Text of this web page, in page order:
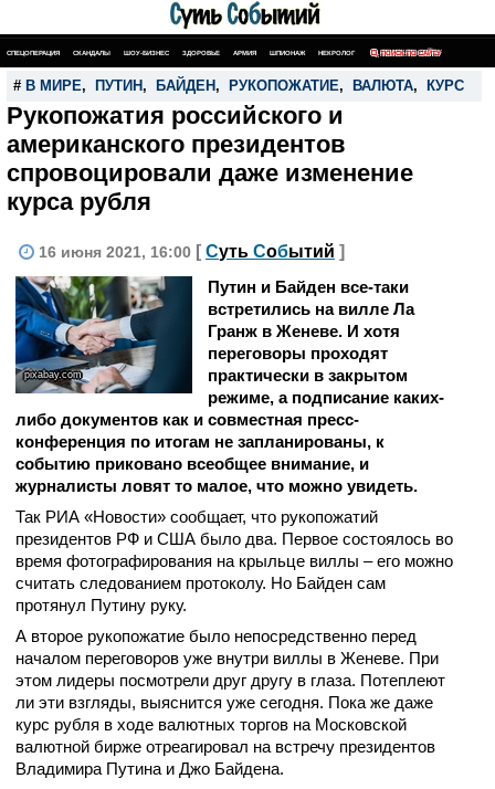
СПЕЦОПЕРАЦИЯ СКАНДАЛЫ ШОУ-БИЗНЕС ЗДОРОВЬЕ АРМИЯ ШПИОНАЖ НЕКРОЛОГ ПОИСК ПО САЙТУ
# В МИРЕ, ПУТИН , БАЙДЕН , РУКОПОЖАТИЕ, ВАЛЮТА, КУРС
Рукопожатия российского и
американского президентов
спровоцировали даже изменение
курса рубля
16 июня 2021, 16:00 [ Суть Событий ]
pixabay.com
Путин и Байден все-таки
встретились на вилле Ла
Гранж в Женеве. И хотя
переговоры проходят
практически в закрытом
режиме, а подписание каких-
либо документов как и совместная пресс-
конференция по итогам не запланированы, к
событию приковано всеобщее внимание, и
журналисты ловят то малое, что можно увидеть.
Так РИА «Новости» сообщает, что рукопожатий
президентов РФ и США было два. Первое состоялось во
время фотографирования на крыльце виллы – его можно
считать следованием протоколу. Но Байден сам
протянул Путину руку.
А второе рукопожатие было непосредственно перед
началом переговоров уже внутри виллы в Женеве. При
этом лидеры посмотрели друг другу в глаза. Потеплеют
ли эти взгляды, выяснится уже сегодня. Пока же даже
курс рубля в ходе валютных торгов на Московской
валютной бирже отреагировал на встречу президентов
Владимира Путина и Джо Байдена.